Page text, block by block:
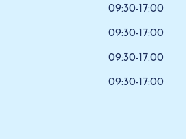
09:30-17:00
09:30-17:00
09:30-17:00
09:30-17:00